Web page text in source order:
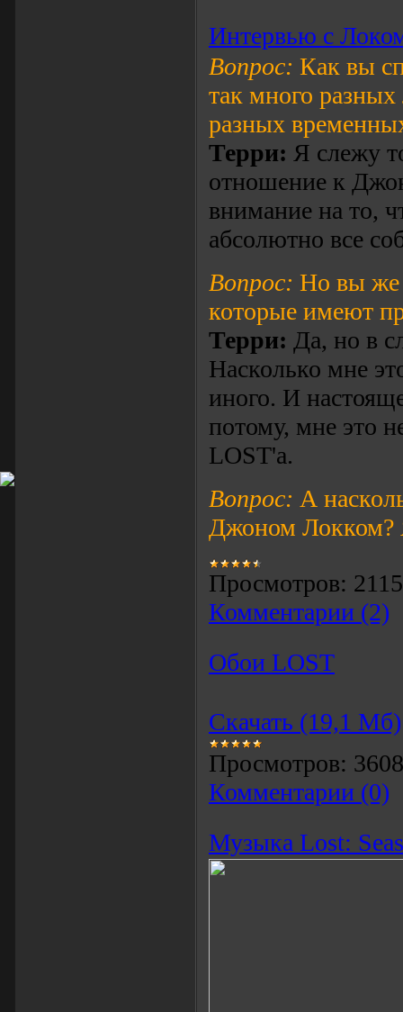
Интервью с
Вопрос: Как вы
так много
разных
Терри: Я слежу
отношение к
внимание на то,
абсолютно все
Вопрос: Но вы же
которые имеют
Терри: Да, но в
Насколько мне
иного. И
потому, мне это
LOST'a.
Вопрос: А
Джоном
Просмотров: 2115
Комментарии (2)
Обои LOST
Скачать (19,1 Мб)
Просмотров: 3608
Комментарии (0)
Музыка Lost: